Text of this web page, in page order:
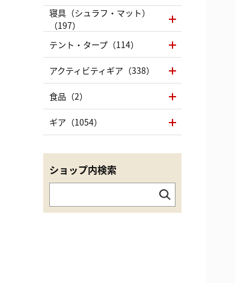
寝具（シュラフ・マット）
（197）
テント・タープ（114）
アクティビティギア（338）
食品（2）
ギア（1054）
ショップ内検索